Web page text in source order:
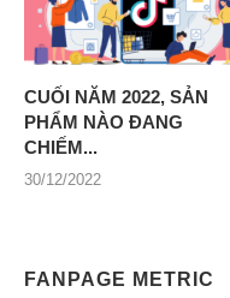
CUỐI NĂM 2022, SẢN
PHẨM NÀO ĐANG
CHIẾM...
30/12/2022
FANPAGE METRIC